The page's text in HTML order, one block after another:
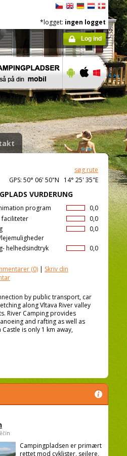
*logget: ingen logget
Log ind
søg rute
GPS: 50° 06' 50"N 14° 25' 35"E
VURDERUNG
0,0
program
0,0
faciliteter
0,0
0,0
helhedsindtryk
(0) | Skriv din
by public transport, car
along Vltava River valley
River Camping provides
and rafting as well as
is only 1 km away,
Campingpladsen er primært
rettet mod cyklister, sejlere,